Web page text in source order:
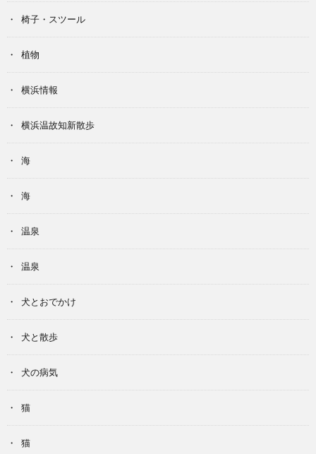
椅子・スツール
植物
横浜情報
横浜温故知新散歩
海
海
温泉
温泉
犬とおでかけ
犬と散歩
犬の病気
猫
猫